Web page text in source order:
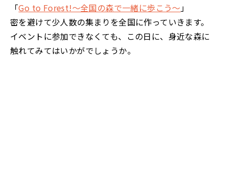
「Go to Forest!～全国の森で一緒に歩こう～」
密を避けて少人数の集まりを全国に作っていきます。
イベントに参加できなくても、この日に、身近な森に
触れてみてはいかがでしょうか。